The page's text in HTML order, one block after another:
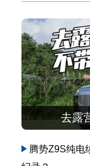
去露
腾势Z9S纯电